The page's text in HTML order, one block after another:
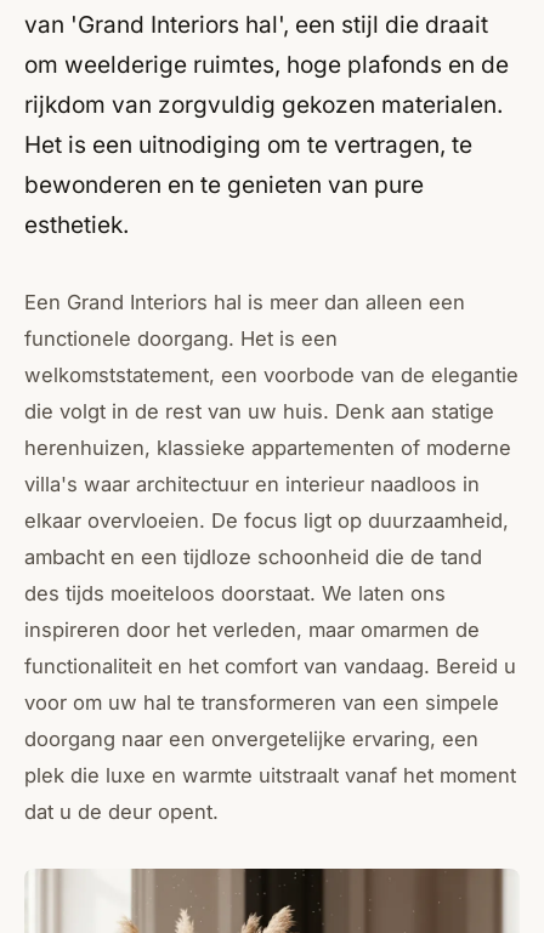
van 'Grand Interiors hal', een stijl die draait
om weelderige ruimtes, hoge plafonds en de
rijkdom van zorgvuldig gekozen materialen.
Het is een uitnodiging om te vertragen, te
bewonderen en te genieten van pure
esthetiek.
Een Grand Interiors hal is meer dan alleen een
functionele doorgang. Het is een
welkomststatement, een voorbode van de elegantie
die volgt in de rest van uw huis. Denk aan statige
herenhuizen, klassieke appartementen of moderne
villa's waar architectuur en interieur naadloos in
elkaar overvloeien. De focus ligt op duurzaamheid,
ambacht en een tijdloze schoonheid die de tand
des tijds moeiteloos doorstaat. We laten ons
inspireren door het verleden, maar omarmen de
functionaliteit en het comfort van vandaag. Bereid u
voor om uw hal te transformeren van een simpele
doorgang naar een onvergetelijke ervaring, een
plek die luxe en warmte uitstraalt vanaf het moment
dat u de deur opent.